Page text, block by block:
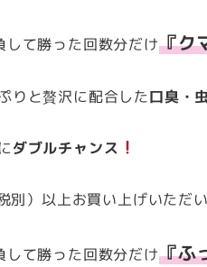
して勝った回数分だけ『ク
りと贅沢に配合した口臭・
ダブルチャンス
）以上お買い上げいただ
して勝った回数分だけ『ふ